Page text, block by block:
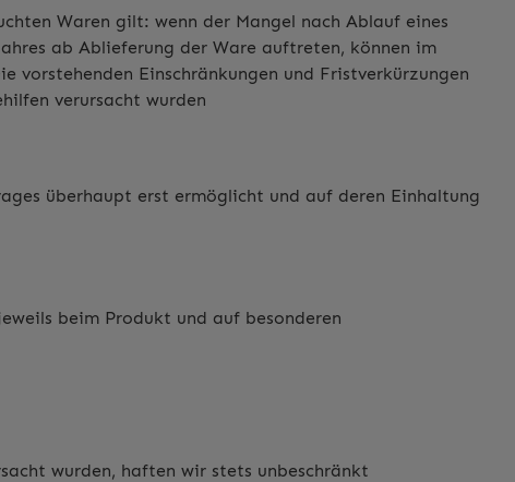
Waren gilt: wenn der Mangel nach Ablauf eines
ab Ablieferung der Ware auftreten, können im
vorstehenden Einschränkungen und Fristverkürzungen
verursacht wurden
überhaupt erst ermöglicht und auf deren Einhaltung
beim Produkt und auf besonderen
wurden, haften wir stets unbeschränkt